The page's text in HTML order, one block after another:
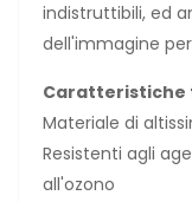
indistruttibili, ed
dell'immagine
Caratteristiche
Materiale di
Resistenti agli
all'ozono